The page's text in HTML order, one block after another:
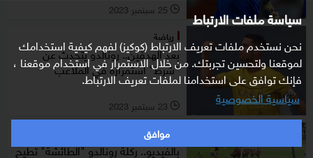
سياسة ملفات الارتباط
نحن نستخدم ملفات تعريف الارتباط (كوكيز) لفهم كيفية استخدامك
لموقعنا ولتحسين تجربتك. من خلال الاستمرار في استخدام موقعنا ،
فإنك توافق على استخدامنا لملفات تعريف الارتباط.
سياسية الخصوصية
موافق
l 25 سبتمبر 2023
رياضة
بعد الهدفين.. رونالدو يتحدث عن
"شرط" استمراره في الملاعب
l 23 سبتمبر 2023
رياضة
بالفيديو.. ركلة رونالدو "الطائشة" تطيح